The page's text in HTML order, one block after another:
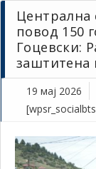
Централна
повод 150
Гоцевски:
заштитена
19 мај 2026